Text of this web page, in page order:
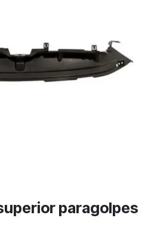
paragolpes